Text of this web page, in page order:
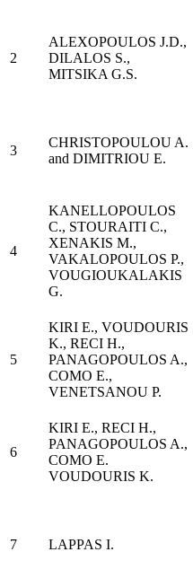
2
ALEXOPOULOS J.D.,
DILALOS S.,
MITSIKA G.S.
3
CHRISTOPOULOU A.
and DIMITRIOU E.
4
KANELLOPOULOS
C., STOURAITI C.,
XENAKIS M.,
VAKALOPOULOS P.,
VOUGIOUKALAKIS
G.
5
KIRI E., VOUDOURIS
K., RECI H.,
PANAGOPOULOS A.,
COMO E.,
VENETSANOU P.
6
KΙRI E., RECI H.,
PANAGOPOULOS A.,
COMO E.
VOUDOURIS K.
7 LAPPAS I.